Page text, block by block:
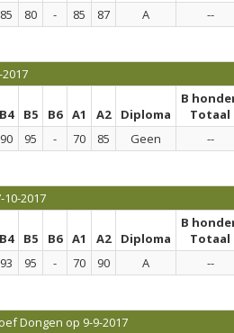
85 80 - 85 87 A --
B4 B5 B6 A1 A2 Diploma
B
Totaal
90 95 - 70 85 Geen --
2017
B4 B5 B6 A1 A2 Diploma
B
Totaal
93 95 - 70 90 A --
Dongen op 9-9-2017